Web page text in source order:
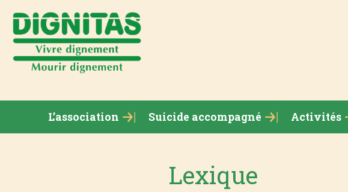
L’association Suicide accompagné Activités
Lexique